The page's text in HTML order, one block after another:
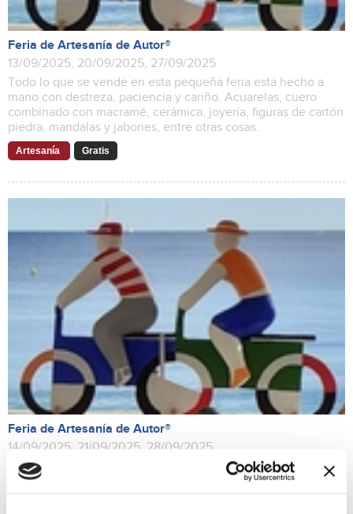
Feria de Artesanía de Autor®
13/09/2025, 20/09/2025, 27/09/2025
Todo lo que se vende en esta pequeña feria está hecho a
mano con destreza, paciencia y cariño. Acuarelas, cuero
combinado con macramé, cerámica, joyería, figuras de cartón
piedra, mandalas y jabones, entre otras cosas.
Artesanía Gratis
Feria de Artesanía de Autor®
14/09/2025, 21/09/2025, 28/09/2025
Todo lo que se vende en esta pequeña feria está hecho a
mano con destreza, paciencia y cariño. Acuarelas, cuero
combinado con macramé, cerámica, joyería, figuras de cartón